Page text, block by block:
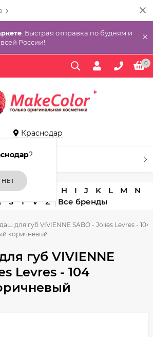
. Быстрая отправка по будням и
России!
×
0
Краснодар
?
D E H I J K L M
N
S T V Z
для губ VIVIENNE SABO - Jolies Levres - 104
коричневый
губ VIVIENNE
Levres - 104